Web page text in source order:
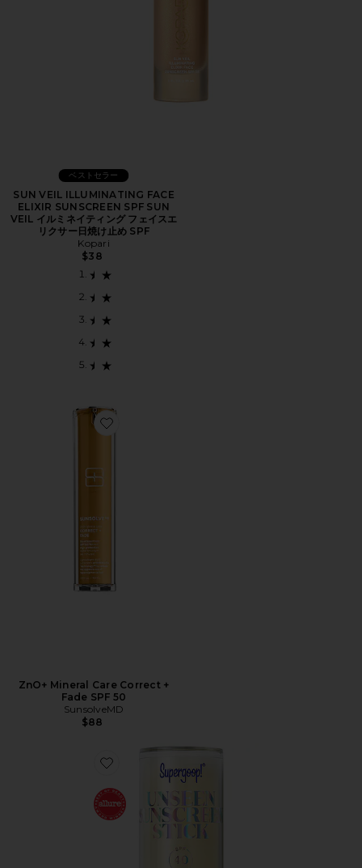
ベストセラー
SUN VEIL ILLUMINATING FACE
ELIXIR SUNSCREEN SPF SUN
VEIL イルミネイティング フェイスエ
リクサー日焼け止め SPF
Kopari
$38
Favorite ZnO+ Mineral Care Correct + Fade SPF 50
ZnO+ Mineral Care Correct +
Fade SPF 50
SunsolveMD
$88
Favorite UNSEEN SUNSCREEN STICK SPF 40 サンスク